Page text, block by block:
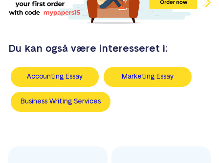
Du kan også være interesseret i:
Accounting Essay Marketing Essay
Business Writing Services